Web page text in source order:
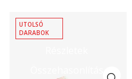
UTOLSÓ
DARABOK